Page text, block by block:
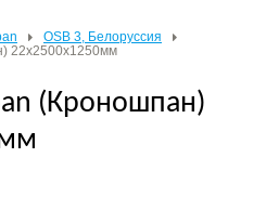
OSB 3, Белоруссия
22х2500х1250мм
(Кроношпан)